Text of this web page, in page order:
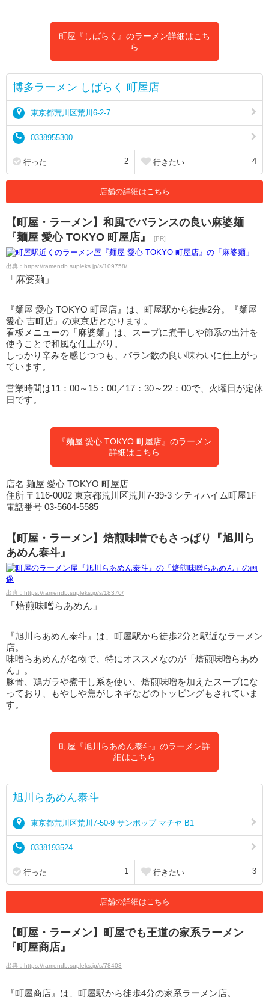
町屋『しばらく』のラーメン詳細はこち
ら
博多ラーメン しばらく 町屋店
東京都荒川区荒川6-2-7
0338955300
行った 2 行きたい 4
店舗の詳細はこちら
【町屋・ラーメン】和風でバランスの良い麻婆麺
『麺屋 愛心 TOKYO 町屋店』
[PR]
出典：https://ramendb.supleks.jp/s/109758/
「麻婆麺」
『麺屋 愛心 TOKYO 町屋店』は、町屋駅から徒歩2分。『麺屋
愛心 吉町店』の東京店となります。
看板メニューの「麻婆麺」は、スープに煮干しや節系の出汁を
使うことで和風な仕上がり。
しっかり辛みを感じつつも、バラン数の良い味わいに仕上がっ
ています。
営業時間は11：00～15：00／17：30～22：00で、火曜日が定休
日です。
『麺屋 愛心 TOKYO 町屋店』のラーメン
詳細はこちら
店名 麺屋 愛心 TOKYO 町屋店
住所 〒116-0002 東京都荒川区荒川7-39-3 シティハイム町屋1F
電話番号 03-5604-5585
【町屋・ラーメン】焙煎味噌でもさっぱり『旭川ら
あめん泰斗』
出典：https://ramendb.supleks.jp/s/18370/
「焙煎味噌らあめん」
『旭川らあめん泰斗』は、町屋駅から徒歩2分と駅近なラーメン
店。
味噌らあめんが名物で、特にオススメなのが「焙煎味噌らあめ
ん」。
豚骨、鶏ガラや煮干し系を使い、焙煎味噌を加えたスープにな
っており、もやしや焦がしネギなどのトッピングもされていま
す。
町屋『旭川らあめん泰斗』のラーメン詳
細はこちら
旭川らあめん泰斗
東京都荒川区荒川7-50-9 サンポップ マチヤ B1
0338193524
行った 1 行きたい 3
店舗の詳細はこちら
【町屋・ラーメン】町屋でも王道の家系ラーメン
『町屋商店』
出典：https://ramendb.supleks.jp/s/78403
『町屋商店』は、町屋駅から徒歩4分の家系ラーメン店。